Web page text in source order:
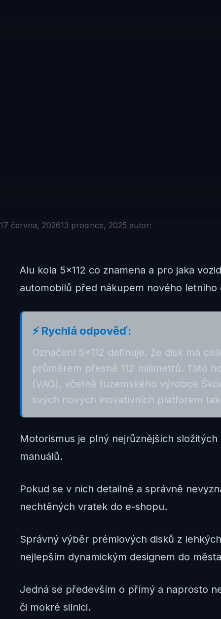
17 června, 202613 prosince, 2025 autor:
Alu kola 5×112 co znamena a pro jaka
automobilů před nákupem nového letního
⚡ Rychlá odpověď:
Označení 5×112 definuje, že disk má
průměrem přesně 112 milimetrů. Tato
(VAG), včetně tuzemského výrobce
svých nových inovativních platforem
Motorismus je plný nejrůznějších
manuálů.
Pokud se v nich detailně a správně
nechtěných vratek do e-shopu.
Správný výběr prémiových disků z
nejlepším dynamickým designem do
Jedná se především o přímý a naprosto
či mokré silnici.